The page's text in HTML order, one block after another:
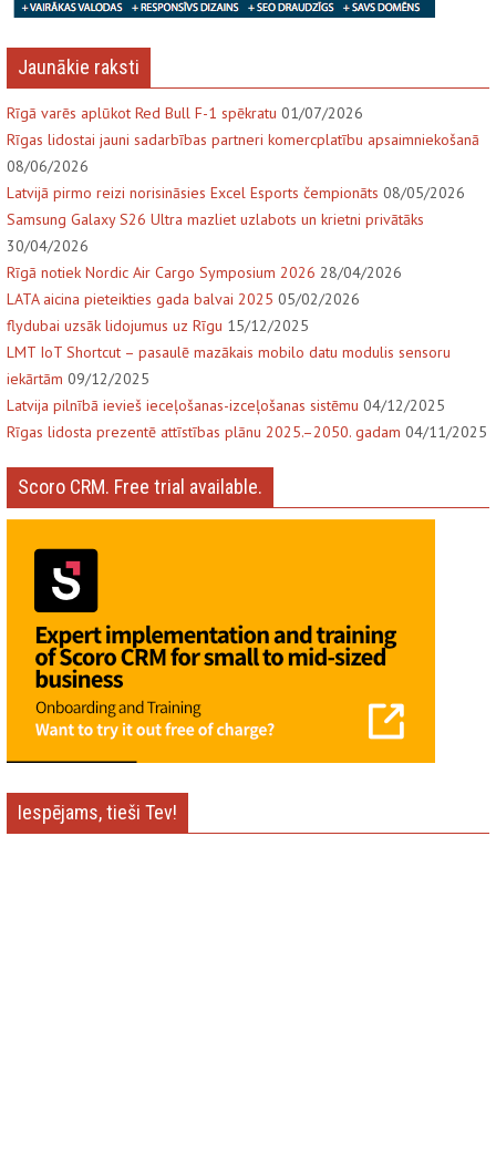
Jaunākie raksti
Rīgā varēs aplūkot Red Bull F-1 spēkratu 01/07/2026
Rīgas lidostai jauni sadarbības partneri komercplatību apsaimniekošanā
08/06/2026
Latvijā pirmo reizi norisināsies Excel Esports čempionāts 08/05/2026
Samsung Galaxy S26 Ultra mazliet uzlabots un krietni privātāks
30/04/2026
Rīgā notiek Nordic Air Cargo Symposium 2026 28/04/2026
LATA aicina pieteikties gada balvai 2025 05/02/2026
flydubai uzsāk lidojumus uz Rīgu 15/12/2025
LMT IoT Shortcut – pasaulē mazākais mobilo datu modulis sensoru
iekārtām 09/12/2025
Latvija pilnībā ievieš ieceļošanas-izceļošanas sistēmu 04/12/2025
Rīgas lidosta prezentē attīstības plānu 2025.–2050. gadam 04/11/2025
Scoro CRM. Free trial available.
Iespējams, tieši Tev!